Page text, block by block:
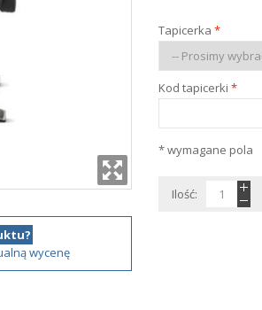
wycenę
Tapicerka *
Kod tapicerki *
* wymagane pola
Ilość: